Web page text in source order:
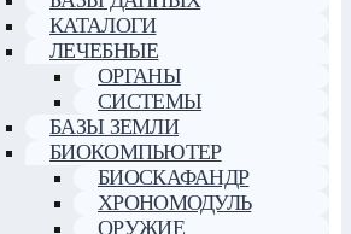
КАТАЛОГИ
ЛЕЧЕБНЫЕ
ОРГАНЫ
СИСТЕМЫ
БАЗЫ ЗЕМЛИ
БИОКОМПЬЮТЕР
БИОСКАФАНДР
ХРОНОМОДУЛЬ
ОРУЖИЕ